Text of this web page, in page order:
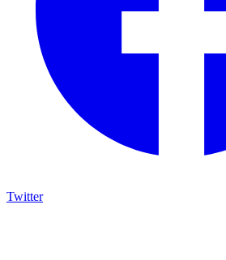
Twitter